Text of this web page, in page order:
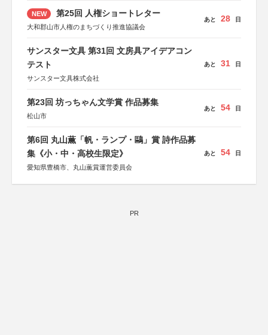
NEW 第25回 人権ショートレター
大和郡山市人権のまちづくり推進協議会
あと 28 日
サンスター文具 第31回 文房具アイデアコン
テスト
サンスター文具株式会社
あと 31 日
第23回 坊っちゃん文学賞 作品募集
松山市
あと 54 日
第6回 丸山薫「帆・ランプ・鷗」賞 詩作品募
集《小・中・高校生限定》
愛知県豊橋市、丸山薫賞運営委員会
あと 54 日
PR